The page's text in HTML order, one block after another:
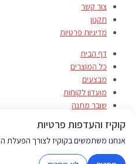
צור קשר
תקנון
מדיניות פרטיות
דף הבית
כל המוצרים
מבצעים
מועדון לקוחות
שובר מתנה
צור קשר
תקנון
מדיניות פרטיות
קוקיז והעדפות פרטיות
אנחנו משתמשים בקוקיז לצורך הפעלת